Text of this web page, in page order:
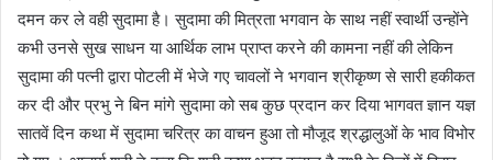
दमन कर ले वही सुदामा है। सुदामा की मित्रता भगवान के साथ नहीं स्वार्थी उन्होंने
कभी उनसे सुख साधन या आर्थिक लाभ प्राप्त करने की कामना नहीं की लेकिन
सुदामा की पत्नी द्वारा पोटली में भेजे गए चावलों ने भगवान श्रीकृष्ण से सारी हकीकत
कर दी और प्रभु ने बिन मांगे सुदामा को सब कुछ प्रदान कर दिया भागवत ज्ञान यज्ञ
सातवें दिन कथा में सुदामा चरित्र का वाचन हुआ तो मौजूद श्रद्धालुओं के भाव विभोर